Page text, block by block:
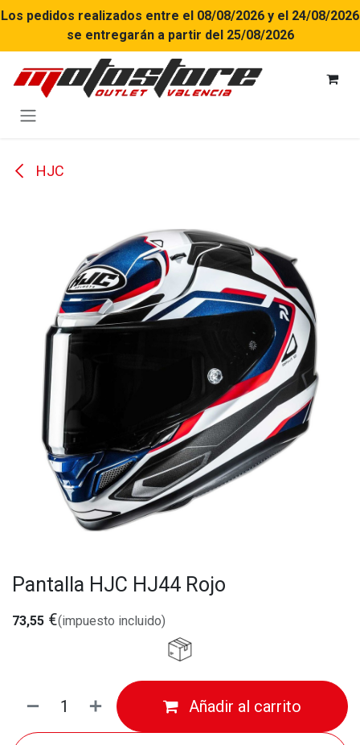
Ir al contenido
Los pedidos realizados entre el 08/08/2026 y el 24/08/2026
se entregarán a partir del 25/08/2026
HJC
Pantalla HJC HJ44 Rojo
73,55 €(impuesto incluido)
Añadir al carrito